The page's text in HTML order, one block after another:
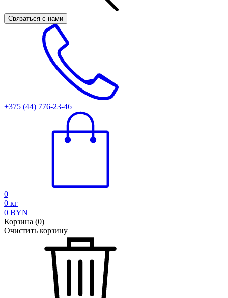
Связаться с нами
+375 (44) 776-23-46
0
0 кг
0 BYN
Корзина (0)
Очистить корзину